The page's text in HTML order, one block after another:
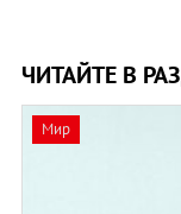
ЧИТАЙТЕ В
Мир